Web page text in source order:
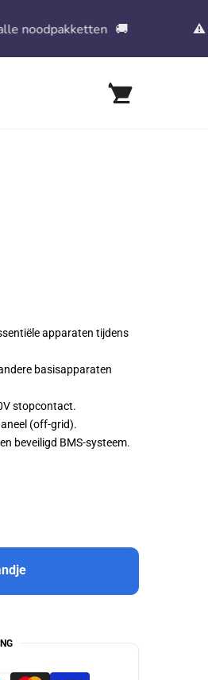
🚚
apparaten tijdens
basisapparaten
stopcontact.
(off-grid).
beveiligd BMS-systeem.